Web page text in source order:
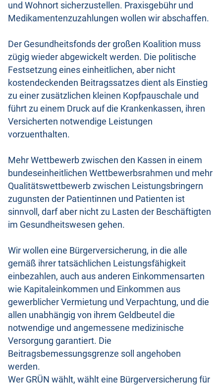
und Wohnort sicherzustellen. Praxisgebühr und
Medikamentenzuzahlungen wollen wir abschaffen.
Der Gesundheitsfonds der großen Koalition muss
zügig wieder abgewickelt werden. Die politische
Festsetzung eines einheitlichen, aber nicht
kostendeckenden Beitragssatzes dient als Einstieg
zu einer zusätzlichen kleinen Kopfpauschale und
führt zu einem Druck auf die Krankenkassen, ihren
Versicherten notwendige Leistungen
vorzuenthalten.
Mehr Wettbewerb zwischen den Kassen in einem
bundeseinheitlichen Wettbewerbsrahmen und mehr
Qualitätswettbewerb zwischen Leistungsbringern
zugunsten der Patientinnen und Patienten ist
sinnvoll, darf aber nicht zu Lasten der Beschäftigten
im Gesundheitswesen gehen.
Wir wollen eine Bürgerversicherung, in die alle
gemäß ihrer tatsächlichen Leistungsfähigkeit
einbezahlen, auch aus anderen Einkommensarten
wie Kapitaleinkommen und Einkommen aus
gewerblicher Vermietung und Verpachtung, und die
allen unabhängig von ihrem Geldbeutel die
notwendige und angemessene medizinische
Versorgung garantiert. Die
Beitragsbemessungsgrenze soll angehoben
werden.
Wer GRÜN wählt, wählt eine Bürgerversicherung für